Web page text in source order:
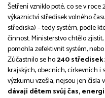
Šetření vzniklo poté, co se v
výkaznictví středisek volného
střediska) – tedy systém, podle
činnost. Ministerstvo chtělo
pomohla zefektivnit systém,
Zúčastnilo se ho240 středisek
krajských, obecních, církevních i
výzkumu vzešla, nejsou jen čísla
dávají dětem svůj čas,